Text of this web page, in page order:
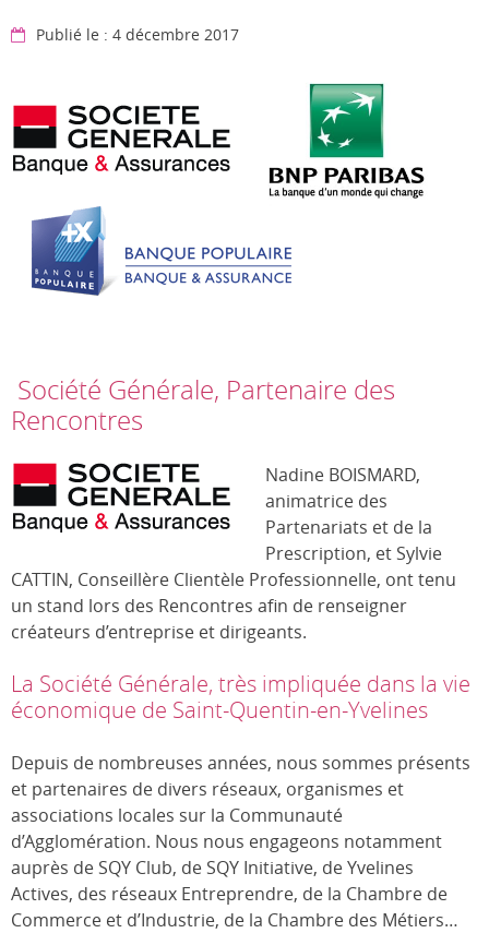
Publié le : 4 décembre 2017
Société Générale, Partenaire des
Rencontres
Nadine BOISMARD,
animatrice des
Partenariats et de la
Prescription, et Sylvie
CATTIN, Conseillère Clientèle Professionnelle, ont tenu
un stand lors des Rencontres afin de renseigner
créateurs d’entreprise et dirigeants.
La Société Générale, très impliquée dans la vie
économique de Saint-Quentin-en-Yvelines
Depuis de nombreuses années, nous sommes présents
et partenaires de divers réseaux, organismes et
associations locales sur la Communauté
d’Agglomération. Nous nous engageons notamment
auprès de SQY Club, de SQY Initiative, de Yvelines
Actives, des réseaux Entreprendre, de la Chambre de
Commerce et d’Industrie, de la Chambre des Métiers…